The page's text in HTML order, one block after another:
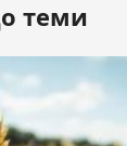
теми